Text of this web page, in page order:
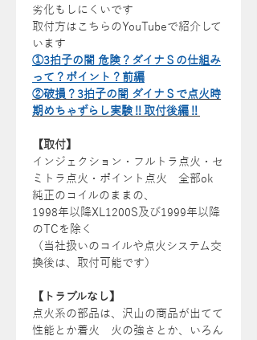
劣化もしにくいです
取付方はこちらのYouTubeで紹介して
います
①3拍子の闇 危険？ダイナＳの仕組み
って？ポイント？前編
②破損？3拍子の闇 ダイナＳで点火時
期めちゃずらし実験‼取付後編 ‼
【取付】
インジェクション・フルトラ点火・セ
ミトラ点火・ポイント点火 全部ok
純正のコイルのままの、
1998年以降XL1200S及び1999年以降
のTCを除く
（当社扱いのコイルや点火システム交
換後は、取付可能です）
【トラブルなし】
点火系の部品は、沢山の商品が出てて
性能とか着火 火の強さとか、いろん